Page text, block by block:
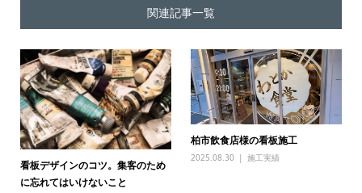
関連記事一覧
看板デザインのコツ。集客のため
に忘れてはいけないこと
柏市飲食店様の看板施工
2025.08.30 施工実績